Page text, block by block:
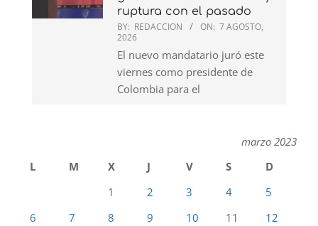
ruptura con el pasado
BY: REDACCION ON: 7 AGOSTO,
2026
El nuevo mandatario juró este
viernes como presidente de
Colombia para el
marzo 2023
L
M X J V S
D
1
2 3 4
5
6
7 8 9 10 11
12